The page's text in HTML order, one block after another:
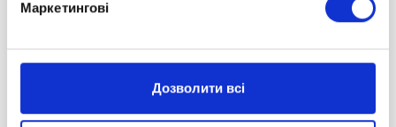
Маркетингові
Дозволити всі
В «Оптімі» ви можете більше: